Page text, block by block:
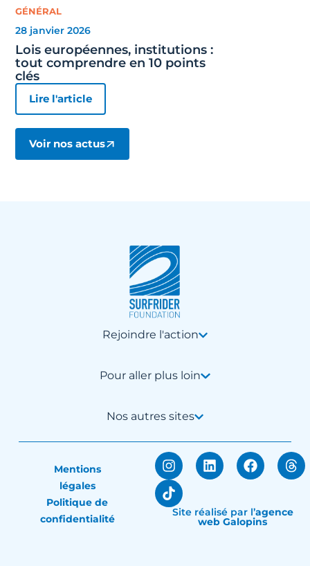
GÉNÉRAL
28 janvier 2026
Lois européennes, institutions :
tout comprendre en 10 points
clés
Lire l'article
Voir nos actus
Rejoindre l'action
Pour aller plus loin
Nos autres sites
Mentions
légales
Politique de
confidentialité
Site réalisé par l’agence
web Galopins